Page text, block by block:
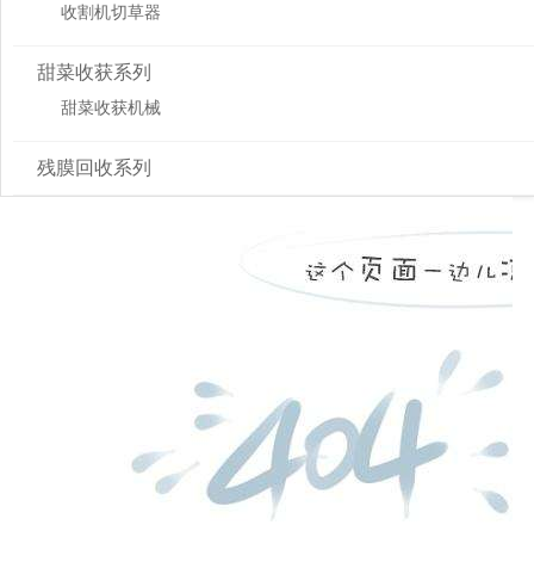
收割机切草器
甜菜收获系列
甜菜收获机械
残膜回收系列